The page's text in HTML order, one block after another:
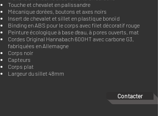
Contacter
Touche et chevalet en palissandre
Mécanique dorées, boutons et axes noirs
Insert de chevalet et sillet en plastique bonoïd
Binding en ABS pour le corps avec filet décoratif rouge
Peinture écologique à base d‘eau, à pores ouverts, mat
Cordes Original Hannabach 600HT avec carbone G3,
fabriquées en Allemagne
Corps noir
Capteurs
Corps plat
Largeur du sillet 48mm